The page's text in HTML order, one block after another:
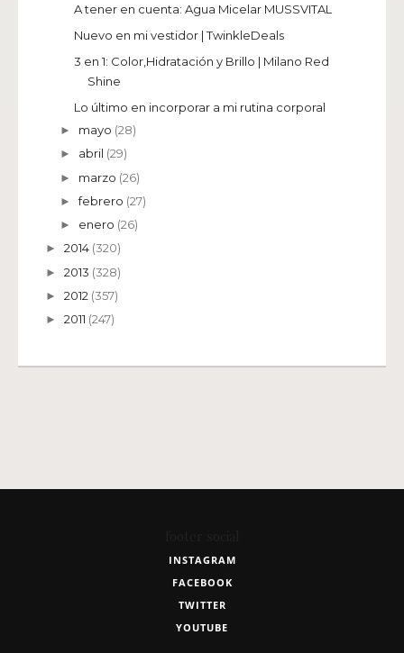
A tener en cuenta: Agua Micelar MUSSVITAL
Nuevo en mi vestidor | TwinkleDeals
3 en 1: Color,Hidratación y Brillo | Milano Red
Shine
Lo último en incorporar a mi rutina corporal
► mayo (28)
► abril (29)
► marzo (26)
►febrero (27)
► enero (26)
► 2014 (320)
► 2013 (328)
► 2012 (357)
► 2011 (247)
INSTAGRAM
FACEBOOK
TWITTER
YOUTUBE